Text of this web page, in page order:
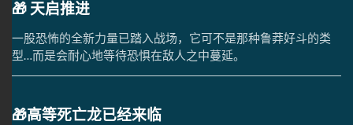
🎁 天启推进
一股恐怖的全新力量已踏入战场，它可不是那种鲁莽好斗的类
型…而是会耐心地等待恐惧在敌人之中蔓延。
🎁高等死亡龙已经来临